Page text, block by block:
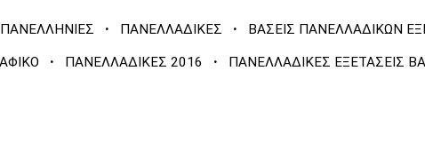
ΠΑΝΕΛΛΗΝΙΕΣ · ΠΑΝΕΛΛΑΔΙΚΕΣ · ΒΑΣΕΙΣ ΠΑΝΕΛΛΑΔΙΚΩΝ
· ΠΑΝΕΛΛΑΔΙΚΕΣ 2016 · ΠΑΝΕΛΛΑΔΙΚΕΣ ΕΞΕΤΑΣΕΙΣ